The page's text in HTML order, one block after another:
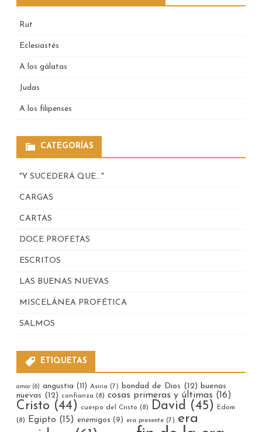
Rut
Eclesiastés
A los gálatas
Judas
A los filipenses
CATEGORÍAS
"Y SUCEDERÁ QUE…"
CARGAS
CARTAS
DOCE PROFETAS
ESCRITOS
LAS BUENAS NUEVAS
MISCELÁNEA PROFÉTICA
SALMOS
ETIQUETAS
amor (6) angustia (11) Asiria (7) bondad de Dios (12) buenas
nuevas (12) confianza (8) cosas primeras y últimas (16)
Cristo (44) cuerpo del Cristo (8) David (45)
Edom
(8)
Egipto (15) enemigos (9) era presente (7) era